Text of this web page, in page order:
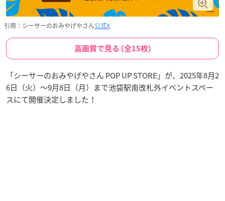
引用：シーサーのおみやげやさん公式X
高画質で見る (全15枚)
「シーサーのおみやげやさん POP UP STORE」が、2025年8月2
6日（火）〜9月8日（月）まで池袋駅南改札外イベントスペー
スにて開催決定しました！